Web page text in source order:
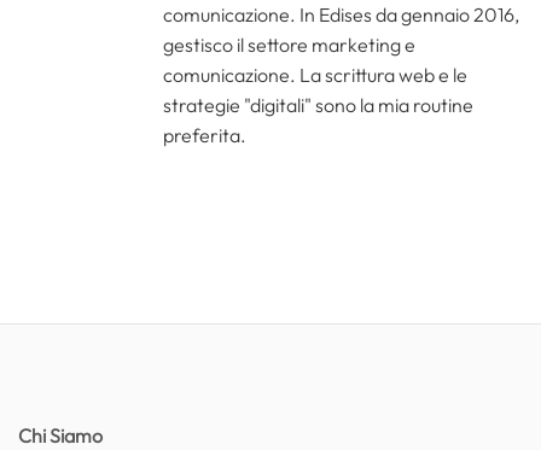
comunicazione. In Edises da gennaio 2016,
gestisco il settore marketing e
comunicazione. La scrittura web e le
strategie "digitali" sono la mia routine
preferita.
Chi Siamo